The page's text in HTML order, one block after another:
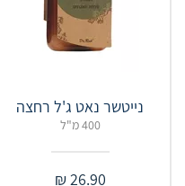
נייטשר נאט ג'ל רחצה
400 מ"ל
26.90
₪